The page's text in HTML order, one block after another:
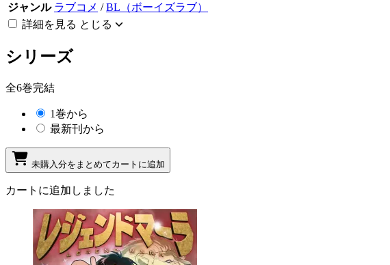
ジャンル ラブコメ /BL（ボーイズラブ）
詳細を見る とじる
シリーズ
全6巻完結
1巻から
最新刊から
未購入分をまとめてカートに追加
カートに追加しました